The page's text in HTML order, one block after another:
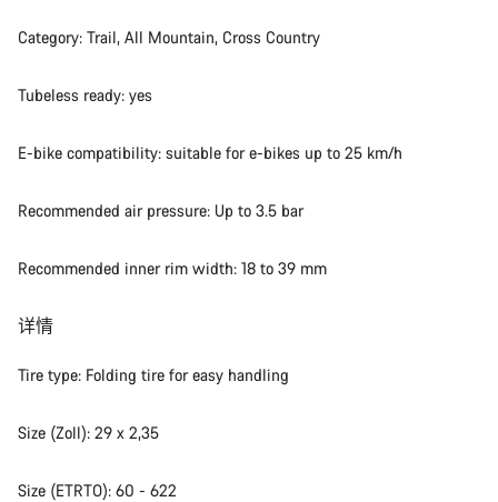
Category: Trail, All Mountain, Cross Country
Tubeless ready: yes
E-bike compatibility: suitable for e-bikes up to 25 km/h
Recommended air pressure: Up to 3.5 bar
Recommended inner rim width: 18 to 39 mm
详情
Tire type: Folding tire for easy handling
Size (Zoll): 29 x 2,35
Size (ETRTO): 60 - 622